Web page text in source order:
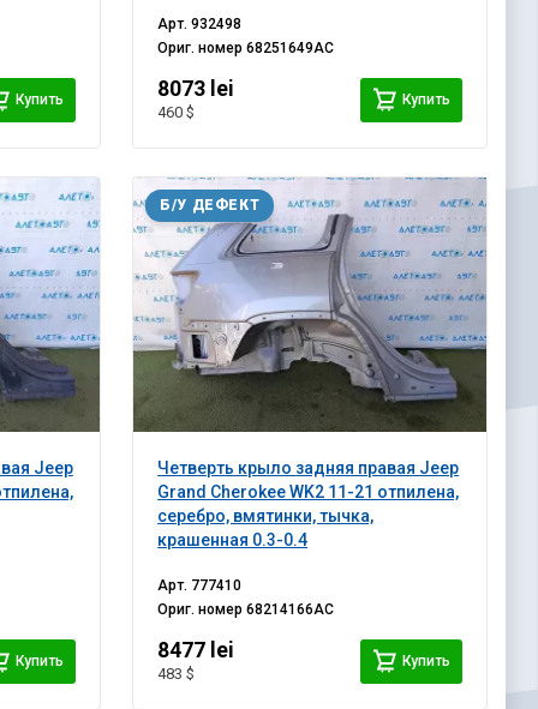
Купить
Арт.932498
Ориг. номер68251649AC
8073 lei
460 $
Купить
Jeep
Купить
Четверть крыло задняя правая Jeep
Grand Cherokee WK2 11-21 отпилена,
серебро, вмятинки, тычка,
крашенная 0.3-0.4
Б/У ДЕФЕКТ
Арт. 777410
Ориг. номер68214166AC
8477 lei
483 $
Купить